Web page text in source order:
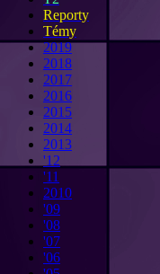
Reporty
Témy
2019
2018
2017
2016
2015
2014
2013
'12
'11
2010
'09
'08
'07
'06